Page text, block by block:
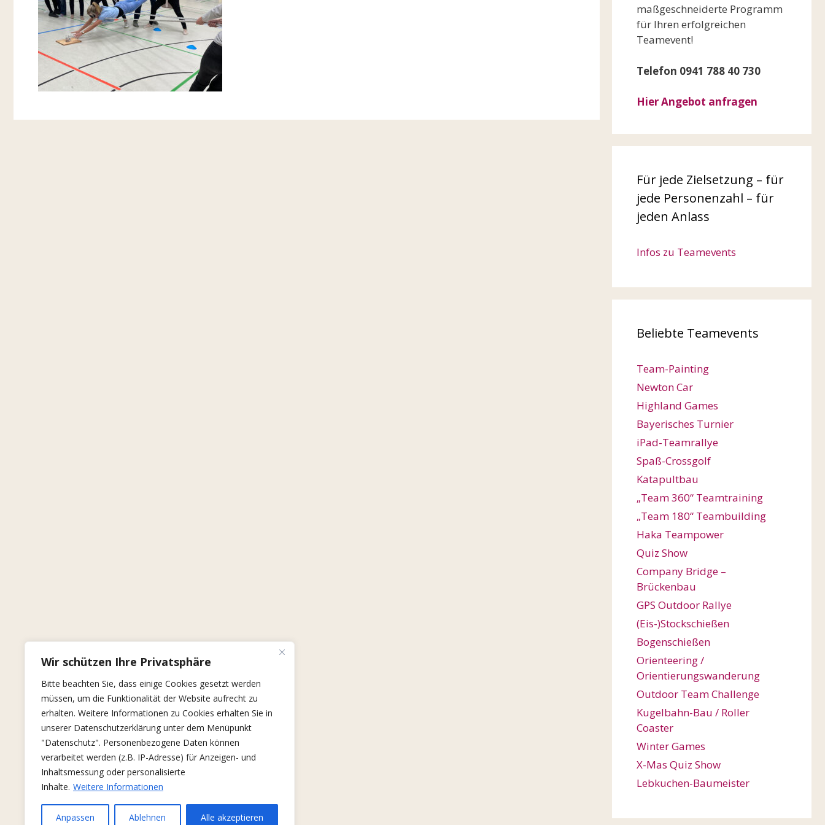
Wir schützen Ihre Privatsphäre
Bitte beachten Sie, dass einige Cookies gesetzt werden
müssen, um die Funktionalität der Website aufrecht zu
erhalten. Weitere Informationen zu Cookies erhalten Sie in
unserer Datenschutzerklärung unter dem Menüpunkt
"Datenschutz". Personenbezogene Daten können
verarbeitet werden (z.B. IP-Adresse) für Anzeigen- und
Inhaltsmessung oder personalisierte
Inhalte. Weitere Informationen
Anpassen Ablehnen Alle akzeptieren
maßgeschneiderte Programm
für Ihren erfolgreichen
Teamevent!
Telefon 0941 788 40 730
Hier Angebot anfragen
Für jede Zielsetzung – für
jede Personenzahl – für
jeden Anlass
Infos zu Teamevents
Beliebte Teamevents
Team-Painting
Newton Car
Highland Games
Bayerisches Turnier
iPad-Teamrallye
Spaß-Crossgolf
Katapultbau
„Team 360“ Teamtraining
„Team 180“ Teambuilding
Haka Teampower
Quiz Show
Company Bridge –
Brückenbau
GPS Outdoor Rallye
(Eis-)Stockschießen
Bogenschießen
Orienteering /
Orientierungswanderung
Outdoor Team Challenge
Kugelbahn-Bau / Roller
Coaster
Winter Games
X-Mas Quiz Show
Lebkuchen-Baumeister